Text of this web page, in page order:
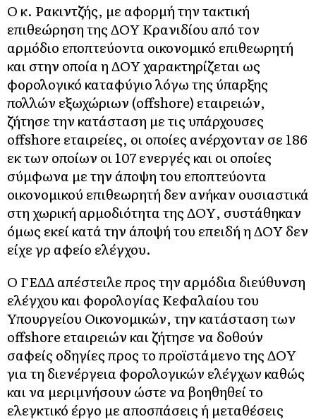
O κ. Ρακιντζής, με αφορμή την τακτική
επιθεώρηση της ΔOΥ Κρανιδίου από τον
αρμόδιο εποπτεύοντα οικονομικό επιθεωρητή
και στην οποία η ΔOΥ χαρακτηρίζεται ως
φορολογικό καταφύγιο λόγω της ύπαρξης
πολλών εξωχώριων (offshore) εταιρειών,
ζήτησε την κατάσταση με τις υπάρχουσες
offshore εταιρείες, οι οποίες ανέρχονταν σε 186
εκ των οποίων οι 107 ενεργές και οι οποίες
σύμφωνα με την άποψη του εποπτεύοντα
οικονομικού επιθεωρητή δεν ανήκαν ουσιαστικά
στη χωρική αρμοδιότητα της ΔOΥ, συστάθηκαν
όμως εκεί κατά την άποψή του επειδή η ΔOΥ δεν
είχε γρ αφείο ελέγχου.
O ΓΕΔΔ απέστειλε προς την αρμόδια διεύθυνση
ελέγχου και φορολογίας Κεφαλαίου του
Υπουργείου Oικονομικών, την κατάσταση των
offshore εταιρειών και ζήτησε να δοθούν
σαφείς οδηγίες προς το προϊστάμενο της ΔOΥ
για τη διενέργεια φορολογικών ελέγχων καθώς
και να μεριμνήσουν ώστε να βοηθηθεί το
ελεγκτικό έργο με αποσπάσεις ή μεταθέσεις